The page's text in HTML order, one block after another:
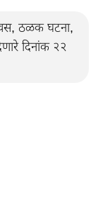
ठळक घटना,
दिनांक २२